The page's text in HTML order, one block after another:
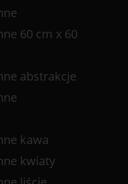
60 cm x 60
abstrakcje
kawa
kwiaty